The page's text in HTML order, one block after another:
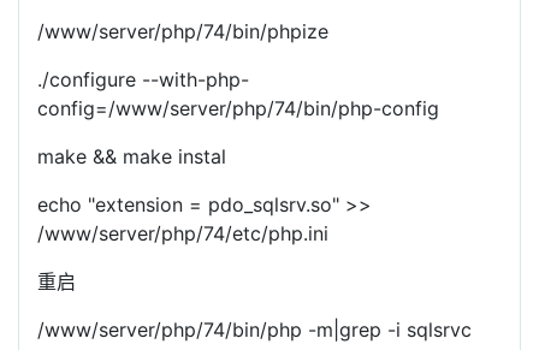
/www/server/php/74/bin/phpize
./configure --with-php-
config=/www/server/php/74/bin/php-config
make && make instal
echo "extension = pdo_sqlsrv.so" >>
/www/server/php/74/etc/php.ini
重启
/www/server/php/74/bin/php -m|grep -i sqlsrvc